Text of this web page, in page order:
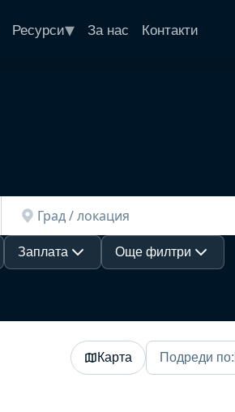
Ресурси▾ За нас Контакти
Заплата Още филтри
Карта Подреди по: